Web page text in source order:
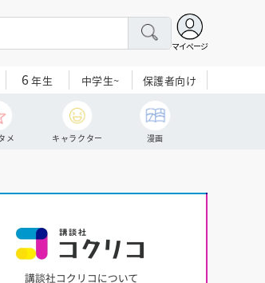
マイページ
6年生 中学生~ 保護者向け
メ キャラクター 漫画